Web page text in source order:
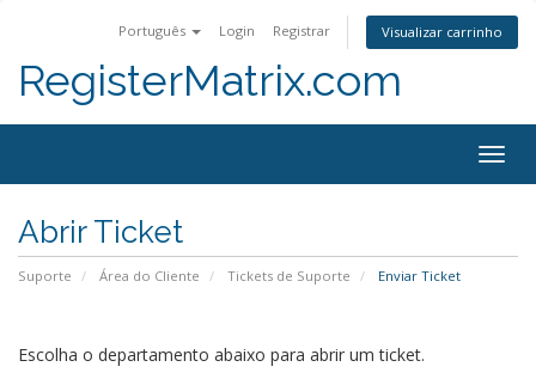
Português Login Registrar Visualizar carrinho
RegisterMatrix.com
Abrir Ticket
Suporte Área do Cliente Tickets de Suporte Enviar Ticket
Escolha o departamento abaixo para abrir um ticket.